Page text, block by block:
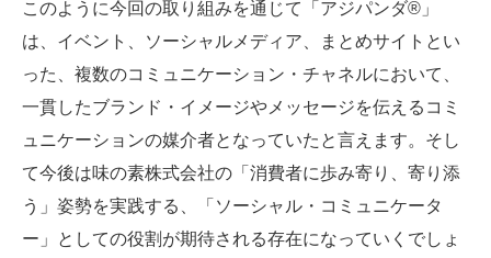
このように今回の取り組みを通じて「アジパンダ®」
は、イベント、ソーシャルメディア、まとめサイトとい
った、複数のコミュニケーション・チャネルにおいて、
一貫したブランド・イメージやメッセージを伝えるコミ
ュニケーションの媒介者となっていたと言えます。そし
て今後は味の素株式会社の「消費者に歩み寄り、寄り添
う」姿勢を実践する、「ソーシャル・コミュニケータ
ー」としての役割が期待される存在になっていくでしょ